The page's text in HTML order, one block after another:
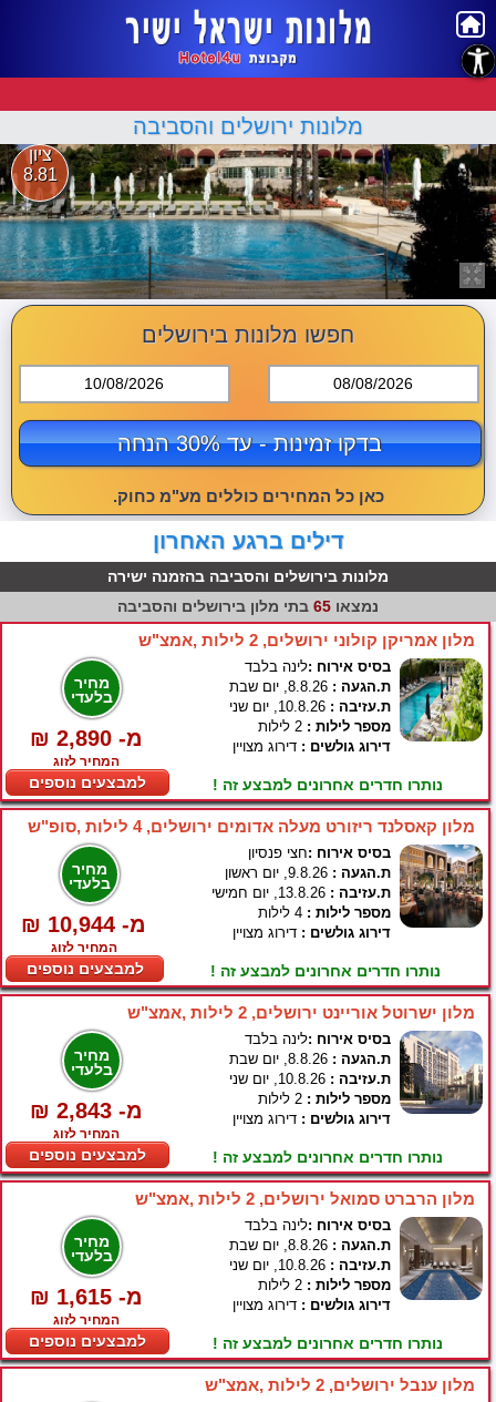
מלונות ירושלים והסביבה
ציון
8.81
חפשו מלונות בירושלים
10/08/2026 08/08/2026
בדקו זמינות - עד 30% הנחה
כאן כל המחירים כוללים מע"מ כחוק.
דילים ברגע האחרון
מלונות בירושלים והסביבה בהזמנה ישירה
נמצאו 65 בתי מלון בירושלים והסביבה
מלון אמריקן קולוני ירושלים, 2 לילות ,אמצ"ש
מחיר
בלעדי
₪ 2,890 -מ
המחיר לזוג
למבצעים נוספים
בסיס אירוח :לינה בלבד
ת.הגעה :
ת.עזיבה :
מספר לילות :
דירוג גולשים : דירוג מצויין
נותרו חדרים אחרונים למבצע זה !
מלון קאסלנד ריזורט מעלה אדומים ירושלים, 4 לילות ,סופ"ש
מחיר
בלעדי
₪ 10,944 -מ
המחיר לזוג
למבצעים נוספים
בסיס אירוח :חצי פנסיון
ת.הגעה :
ת.עזיבה :
מספר לילות :
דירוג גולשים : דירוג מצויין
נותרו חדרים אחרונים למבצע זה !
מלון ישרוטל אוריינט ירושלים, 2 לילות ,אמצ"ש
מחיר
בלעדי
₪ 2,843 -מ
המחיר לזוג
למבצעים נוספים
בסיס אירוח :לינה בלבד
ת.הגעה :
ת.עזיבה :
מספר לילות :
דירוג גולשים : דירוג מצויין
נותרו חדרים אחרונים למבצע זה !
מלון הרברט סמואל ירושלים, 2 לילות ,אמצ"ש
מחיר
בלעדי
₪ 1,615 -מ
המחיר לזוג
למבצעים נוספים
בסיס אירוח :לינה בלבד
ת.הגעה :
ת.עזיבה :
מספר לילות :
דירוג גולשים : דירוג מצויין
נותרו חדרים אחרונים למבצע זה !
מלון ענבל ירושלים, 2 לילות ,אמצ"ש
נגישות